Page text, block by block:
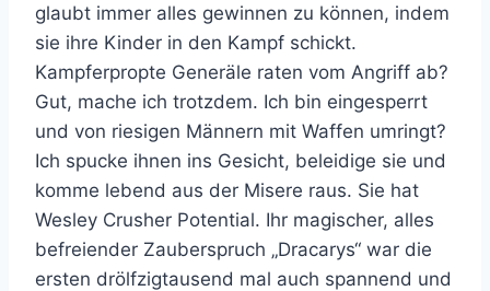
glaubt immer alles gewinnen zu können, indem
sie ihre Kinder in den Kampf schickt.
Kampferpropte Generäle raten vom Angriff ab?
Gut, mache ich trotzdem. Ich bin eingesperrt
und von riesigen Männern mit Waffen umringt?
Ich spucke ihnen ins Gesicht, beleidige sie und
komme lebend aus der Misere raus. Sie hat
Wesley Crusher Potential. Ihr magischer, alles
befreiender Zauberspruch „Dracarys“ war die
ersten drölfzigtausend mal auch spannend und